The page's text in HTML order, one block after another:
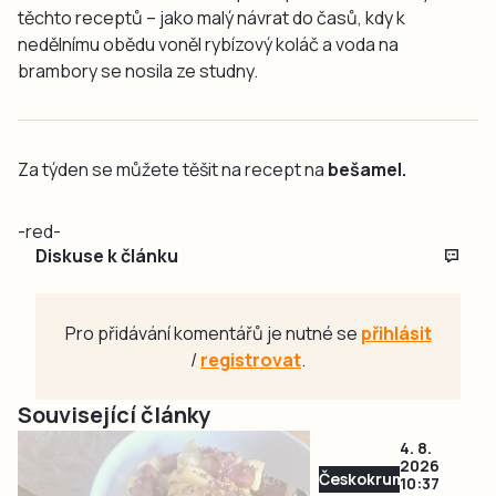
těchto receptů – jako malý návrat do časů, kdy k
nedělnímu obědu voněl rybízový koláč a voda na
brambory se nosila ze studny.
Za týden se můžete těšit na recept na bešamel.
-red-
Diskuse k článku
Pro přidávání komentářů je nutné se přihlásit
/registrovat.
Související články
Českokrumlovsko
4. 8.
2026
10:37